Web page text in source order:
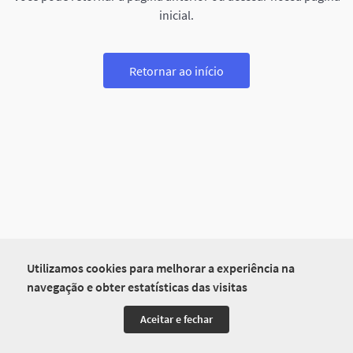
Utilizamos cookies para melhorar a experiência na
navegação e obter estatísticas das visitas
Aceitar e fechar
inicial.
Retornar ao início